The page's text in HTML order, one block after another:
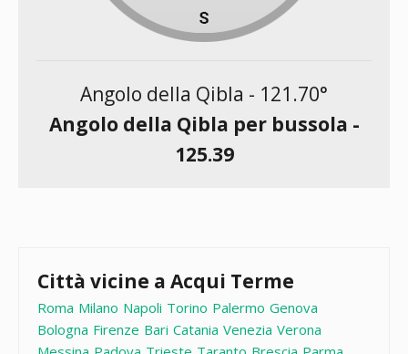
Angolo della Qibla - 121.70°
Angolo della Qibla per bussola -
125.39
Città vicine a Acqui Terme
Roma Milano Napoli Torino Palermo Genova
Bologna Firenze Bari Catania Venezia Verona